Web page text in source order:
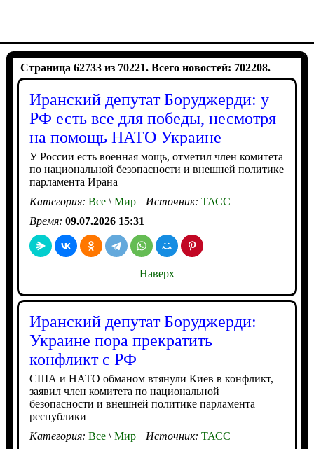
Страница 62733 из 70221. Всего новостей: 702208.
Иранский депутат Боруджерди: у
РФ есть все для победы, несмотря
на помощь НАТО Украине
У России есть военная мощь, отметил член комитета
по национальной безопасности и внешней политике
парламента Ирана
Категория: Все\Мир Источник: ТАСС
Время: 09.07.2026 15:31
Наверх
Иранский депутат Боруджерди:
Украине пора прекратить
конфликт с РФ
США и НАТО обманом втянули Киев в конфликт,
заявил член комитета по национальной
безопасности и внешней политике парламента
республики
Категория: Все\Мир Источник: ТАСС